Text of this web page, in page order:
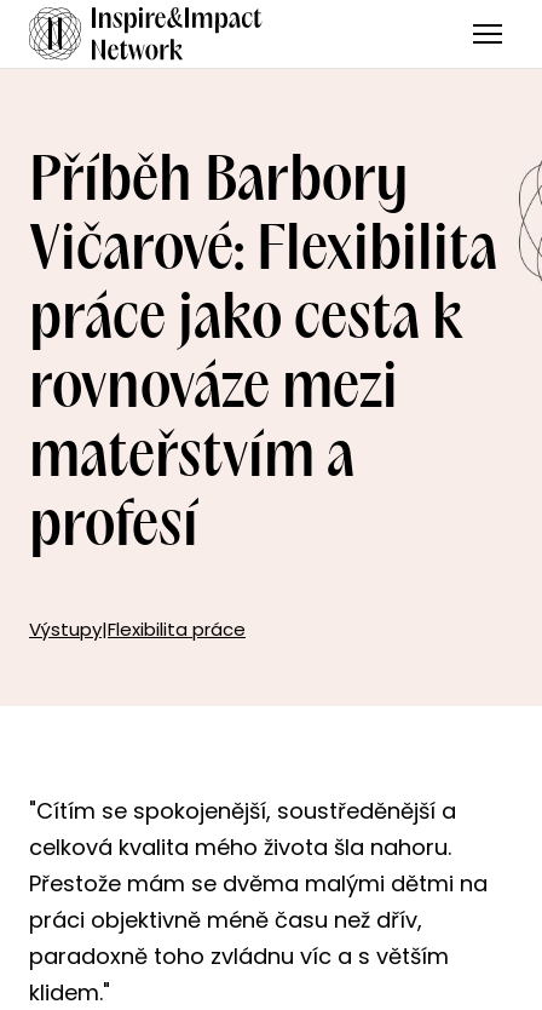
Menu
Příběh Barbory
Vičarové: Flexibilita
práce jako cesta k
rovnováze mezi
mateřstvím a
profesí
Výstupy|Flexibilita práce
"Cítím se spokojenější, soustředěnější a
celková kvalita mého života šla nahoru.
Přestože mám se dvěma malými dětmi na
práci objektivně méně času než dřív,
paradoxně toho zvládnu víc a s větším
klidem."